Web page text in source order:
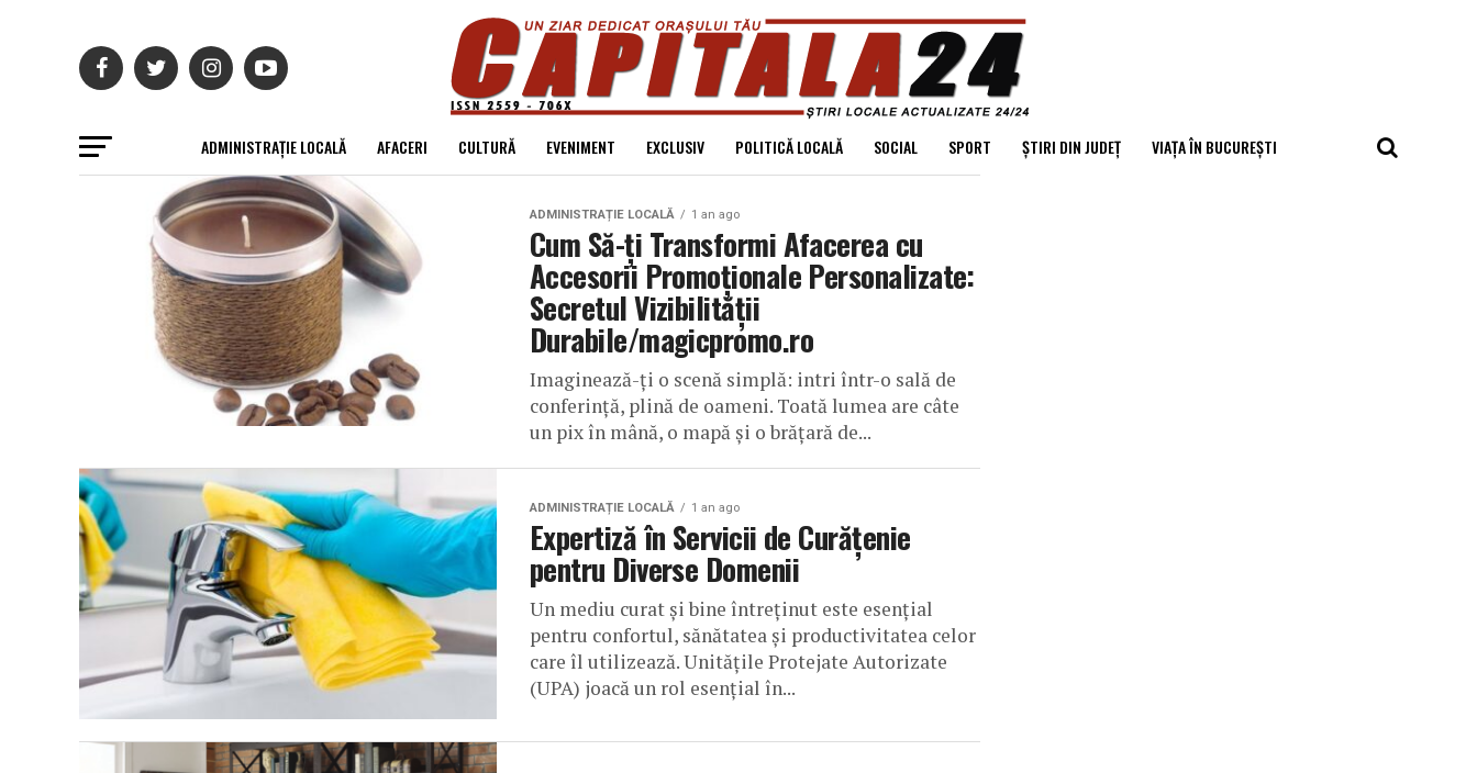
ADMINISTRAȚIE LOCALĂ AFACERI CULTURĂ EVENIMENT EXCLUSIV POLITICĂ LOCALĂ SOCIAL SPORT ȘTIRI DIN JUDEȚ VIAȚA ÎN BUCUREȘTI
ADMINISTRAȚIE LOCALĂ 1 an ago
Cum Să-ți Transformi Afacerea cu
Accesorii Promoționale Personalizate:
Secretul Vizibilității
Durabile/magicpromo.ro
Imaginează-ți o scenă simplă: intri într-o sală de
conferință, plină de oameni. Toată lumea are câte
un pix în mână, o mapă și o brățară de...
ADMINISTRAȚIE LOCALĂ 1 an ago
Expertiză în Servicii de Curățenie
pentru Diverse Domenii
Un mediu curat și bine întreținut este esențial
pentru confortul, sănătatea și productivitatea celor
care îl utilizează. Unitățile Protejate Autorizate
(UPA) joacă un rol esențial în...